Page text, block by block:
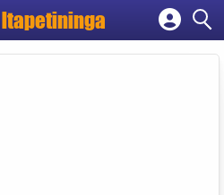
Itapetininga
Cadastrar empresa